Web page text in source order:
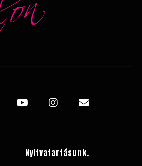
Nyitvatartásunk.